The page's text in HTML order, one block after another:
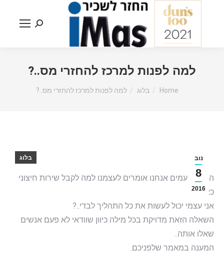
Search:
למה לפנות למרכז להחזרי מס..?
You are here:
Home בלוג למה לפנות למרכז להחזרי מס..?
נוב
8
2016
בלוג
הרבה פעמים אנחנו אומרים לעצמנו למה לקבל שירות חיצוני
כאשר
אני עצמי יכול לעשות את כל התהליך לבדי..?
השאלה הזאת מדויקת בכל מילה כיוון שוודאי לא פעם אנשים
שאלו אותה..
המענה במאמר שלפניכם.